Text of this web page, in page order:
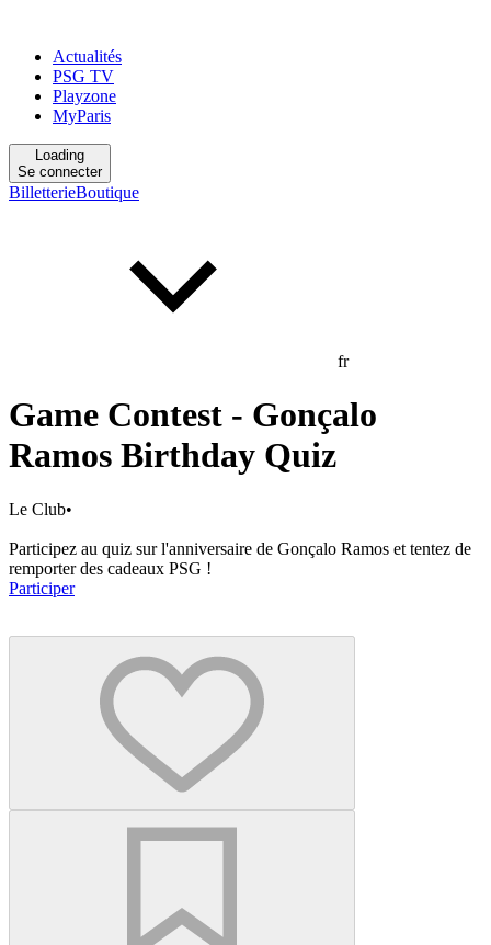
Actualités
PSG TV
Playzone
MyParis
Loading
Se connecter
BilletterieBoutique
fr
Game Contest - Gonçalo
Ramos Birthday Quiz
Le Club•
Participez au quiz sur l'anniversaire de Gonçalo Ramos et tentez de
remporter des cadeaux PSG !
Participer